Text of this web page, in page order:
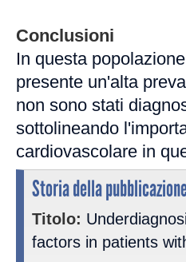
Conclusioni
In questa
presente un'alta
non sono stati
sottolineando
cardiovascolare in
Storia della
Titolo:
factors in patients